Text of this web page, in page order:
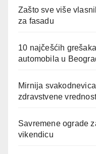
Zašto sve više
za fasadu
10 najčešćih
automobila u
Mirnija
zdravstvene
Savremene ograde
vikendicu